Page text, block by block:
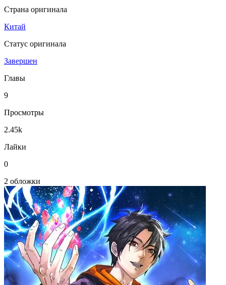
Страна оригинала
Китай
Статус оригинала
Завершен
Главы
9
Просмотры
2.45k
Лайки
0
2 обложки